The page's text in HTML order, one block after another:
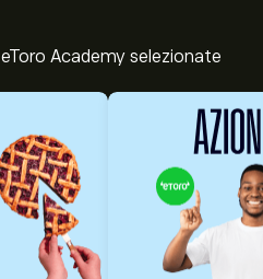
Academy selezionate